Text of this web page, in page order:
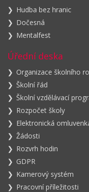
Hudba bez hranic
Dočesná
Mentalfest
Úřední deska
Organizace školního
Školní řád
Školní vzdělávací
Rozpočet školy
Elektronická
Žádosti
Rozvrh hodin
GDPR
Kamerový systém
Pracovní příležitosti